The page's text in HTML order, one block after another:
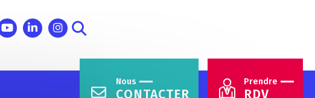
Prendre
RDV
Nous
CONTACTER